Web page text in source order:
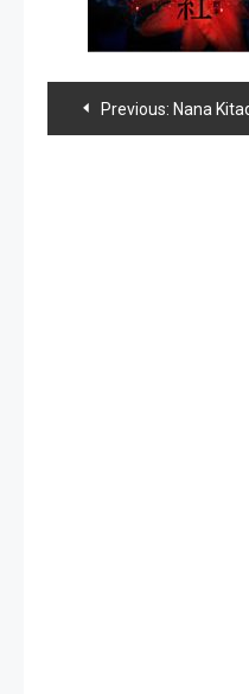
Navegación
Previous: Nana